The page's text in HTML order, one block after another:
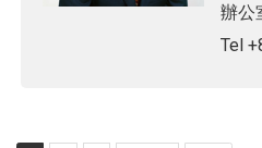
辦公
Tel